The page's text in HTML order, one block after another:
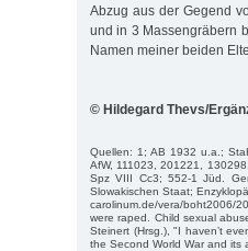
Abzug aus der Gegend
und in 3 Massengräbern
Namen meiner beiden
© Hildegard Thevs/
Quellen: 1; AB 1932 u.a.;
AfW, 111023, 201221,
Spz VIII Cc3; 552-1 Jüd.
Slowakischen Staat;
carolinum.de/vera/boht2006/
were raped. Child sexual
Steinert (Hrsg.), "I haven’t
the Second World War and its